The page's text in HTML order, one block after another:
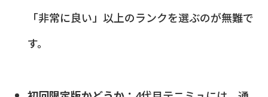
「非常に良い」以上のランクを選ぶのが無難で
す。